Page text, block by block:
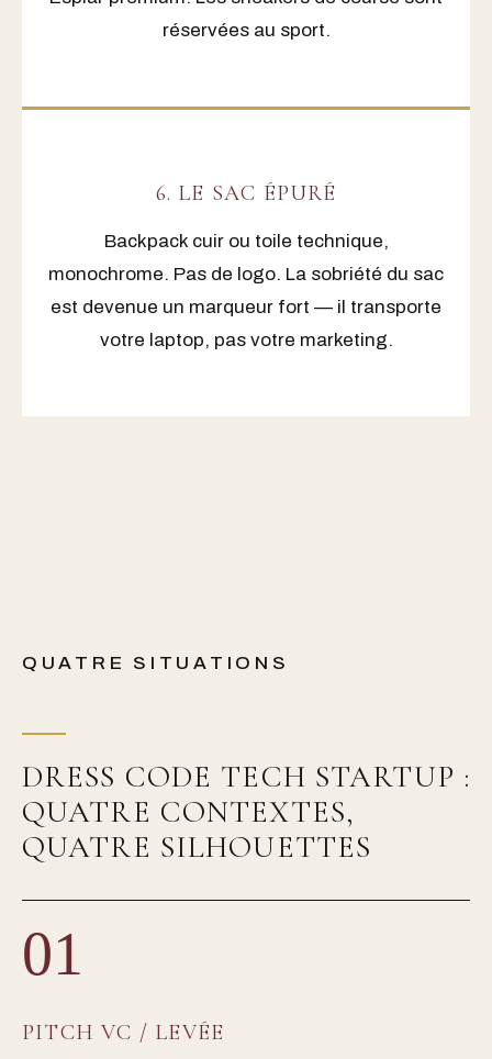
réservées au sport.
6. LE SAC ÉPURÉ
Backpack cuir ou toile technique,
monochrome. Pas de logo. La sobriété du sac
est devenue un marqueur fort — il transporte
votre laptop, pas votre marketing.
QUATRE SITUATIONS
DRESS CODE TECH STARTUP :
QUATRE CONTEXTES,
QUATRE SILHOUETTES
01
PITCH VC / LEVÉE